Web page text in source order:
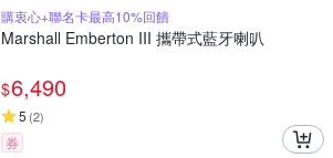
購衷心+聯名卡最高10%回饋
Marshall Emberton III 攜帶式藍牙喇叭
$6,490
5 (2)
券